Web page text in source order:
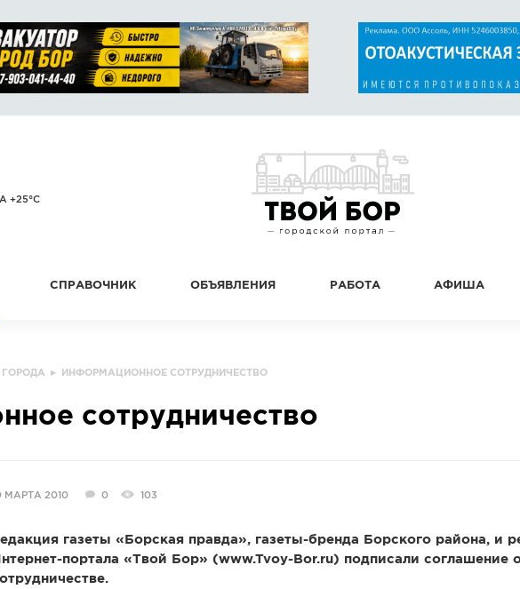
+25°C
СПРАВОЧНИК ОБЪЯВЛЕНИЯ РАБОТА АФИША
ГОРОДА ▸ ИНФОРМАЦИОННОЕ СОТРУДНИЧЕСТВО
сотрудничество
МАРТА 2010 0 103
газеты «Борская правда», газеты-бренда Борского района, и
портала «Твой Бор» (www.Tvoy-Bor.ru) подписали соглашение